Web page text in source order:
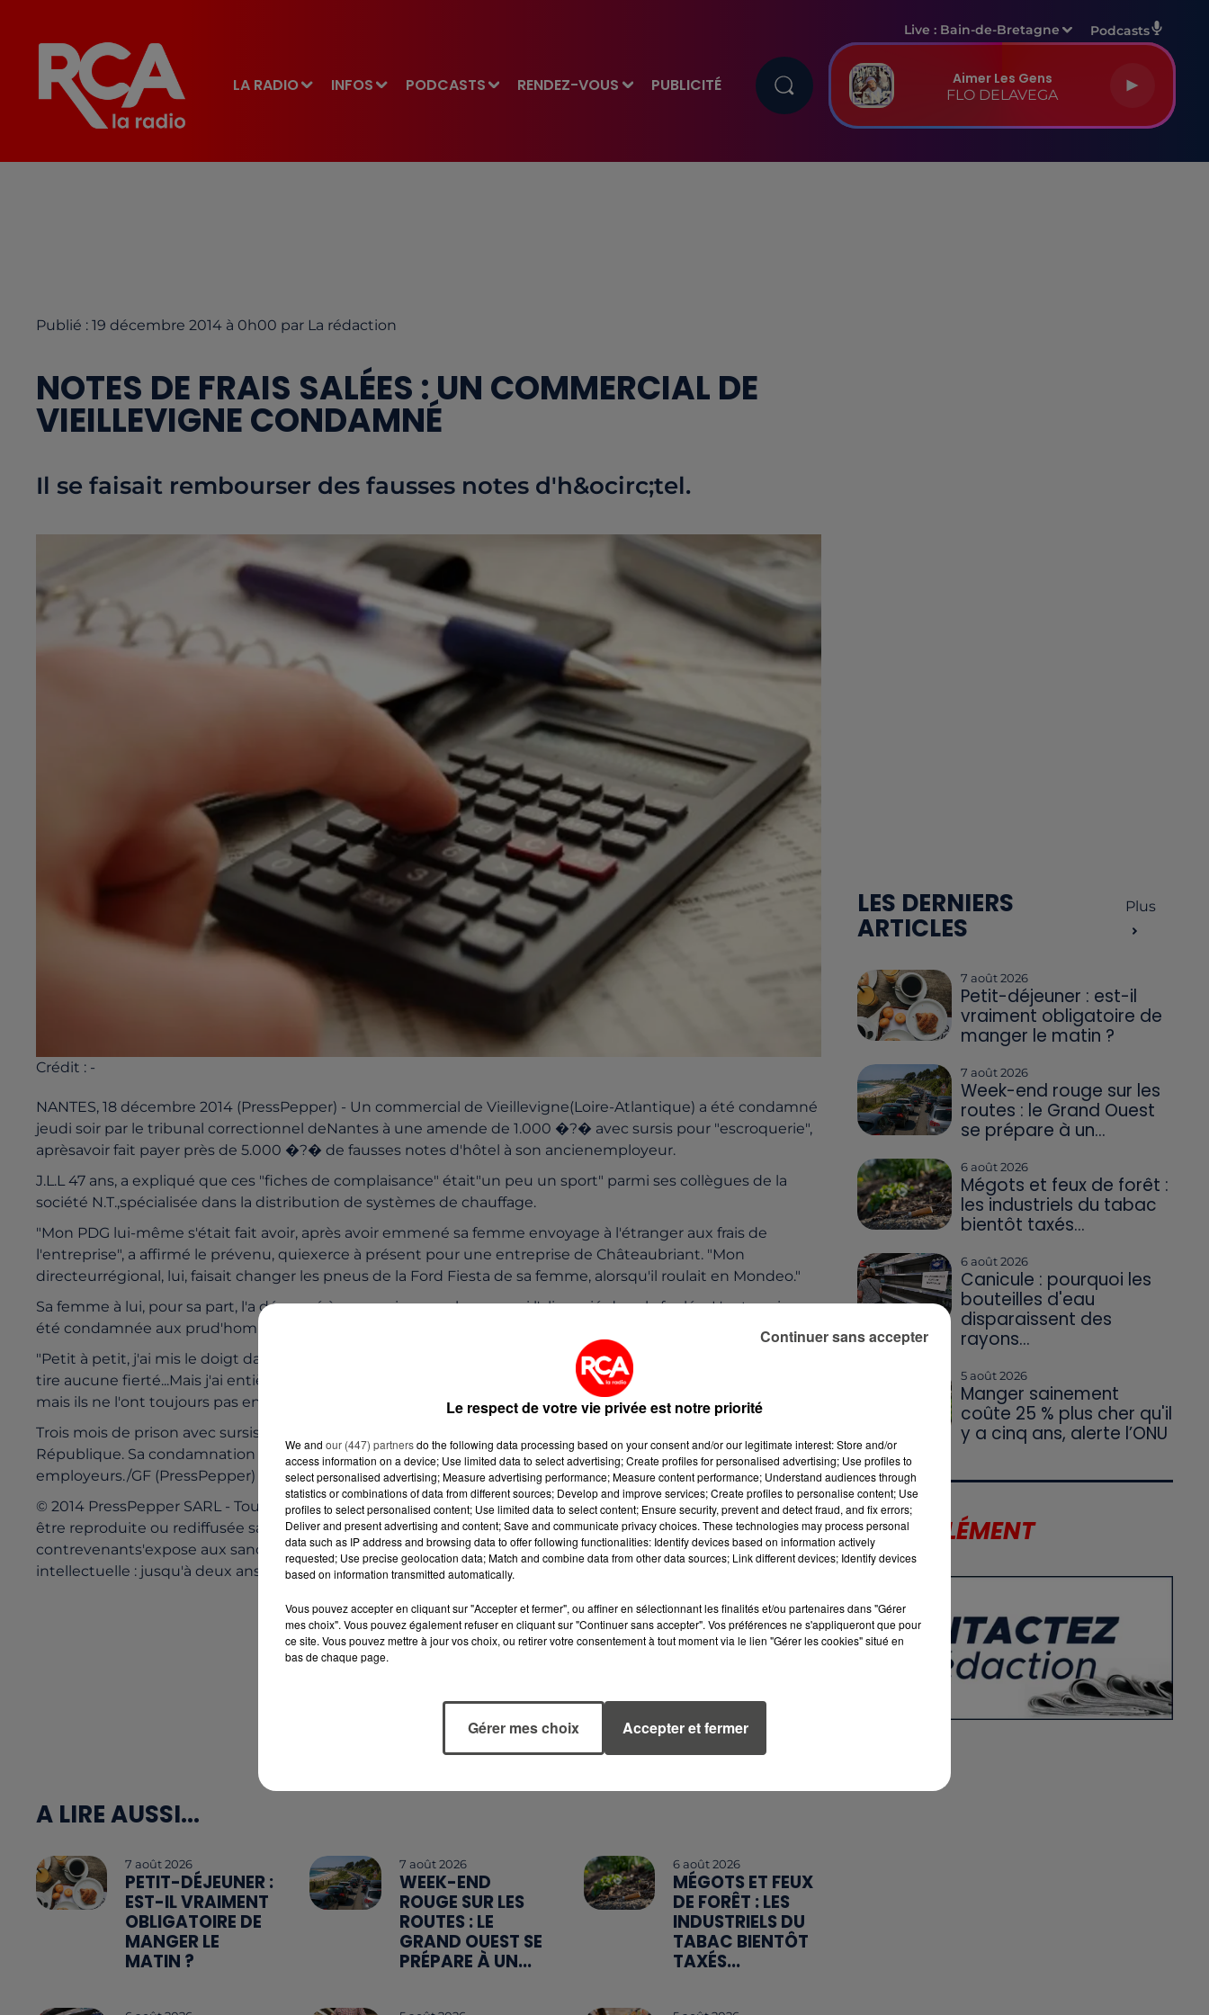
LA RADIO INFOS PODCASTS RENDEZ-VOUS PUBLICITÉ
Live : Bain-de-Bretagne Podcasts
Aimer Les Gens
FLO DELAVEGA
Publié : 19 décembre 2014 à 0h00 par La rédaction
NOTES DE FRAIS SALÉES : UN COMMERCIAL DE
VIEILLEVIGNE CONDAMNÉ
Il se faisait rembourser des fausses notes d'h&ocirc;tel.
Crédit : -
NANTES, 18 décembre 2014 (PressPepper) - Un commercial de Vieillevigne(Loire-Atlantique) a été condamné
jeudi soir par le tribunal correctionnel deNantes à une amende de 1.000 �?� avec sursis pour "escroquerie",
aprèsavoir fait payer près de 5.000 �?� de fausses notes d'hôtel à son ancienemployeur.
J.L.L 47 ans, a expliqué que ces "fiches de complaisance" était"un peu un sport" parmi ses collègues de la
société N.T.,spécialisée dans la distribution de systèmes de chauffage.
"Mon PDG lui-même s'était fait avoir, après avoir emmené sa femme envoyage à l'étranger aux frais de
l'entreprise", a affirmé le prévenu, quiexerce à présent pour une entreprise de Châteaubriant. "Mon
directeurrégional, lui, faisait changer les pneus de la Ford Fiesta de sa femme, alorsqu'il roulait en Mondeo."
Sa femme à lui, pour sa part, l'a dénoncé à son ancien employeur, qui l'alicencié dans la foulée. L'entreprise a
été condamnée aux prud'hommes pour"licenciement abusif", mais elle a fait appel du jugement.
"Petit à petit, j'ai mis le doigt dans l'engrenage, puis carrément lamain", reconnaît J.L.L. "Aujourd'hui, je n'en
tire aucune fierté...Mais j'ai entièrement remboursé mon ancien employeur. Je leur ai envoyé unchèque,
mais ils ne l'ont toujours pas encaissé. Ils attendent certainement ladécision en appel."
Trois mois de prison avec sursis avaient été requis à son encontre par lasubstitut du procureur de la
République. Sa condamnation ne sera pas inscritesur la partie du casier judiciaire accessible aux
employeurs./GF (PressPepper)
© 2014 PressPepper SARL - Tous droits réservés. Aucune des informationscontenues dans ce serveur ne peut
être reproduite ou rediffusée sans leconsentement écrit et préalable de la SARL PressPepper. Tout
contrevenants'expose aux sanctions prévues par les articles L 122-4 et L 335-3 du Code dela Propriété
intellectuelle : jusqu'à deux ans d'emprisonnement et 150 000euros d'amende.
A LIRE AUSSI...
7 août 2026
PETIT-DÉJEUNER :
EST-IL VRAIMENT
OBLIGATOIRE DE
MANGER LE
MATIN ?
7 août 2026
WEEK-END
ROUGE SUR LES
ROUTES : LE
GRAND OUEST SE
PRÉPARE À UN...
6 août 2026
MÉGOTS ET FEUX
DE FORÊT : LES
INDUSTRIELS DU
TABAC BIENTÔT
TAXÉS...
LES DERNIERS
ARTICLES
Plus
7 août 2026
Petit-déjeuner : est-il
vraiment obligatoire de
manger le matin ?
7 août 2026
Week-end rouge sur les
routes : le Grand Ouest
se prépare à un...
6 août 2026
Mégots et feux de forêt :
les industriels du tabac
bientôt taxés...
6 août 2026
Canicule : pourquoi les
bouteilles d'eau
disparaissent des
rayons...
5 août 2026
Manger sainement
coûte 25 % plus cher qu'il
y a cinq ans, alerte l’ONU
LE SUPPLÉMENT
Le respect de votre vie privée est notre priorité
We and our (447) partnersdo the following data processing based on your consent and/or our legitimate interest: Store and/or
access information on a device; Use limited data to select advertising; Create profiles for personalised advertising; Use profiles to
select personalised advertising; Measure advertising performance; Measure content performance; Understand audiences through
statistics or combinations of data from different sources; Develop and improve services; Create profiles to personalise content; Use
profiles to select personalised content; Use limited data to select content; Ensure security, prevent and detect fraud, and fix errors;
Deliver and present advertising and content; Save and communicate privacy choices. These technologies may process personal
data such as IP address and browsing data to offer following functionalities: Identify devices based on information actively
requested; Use precise geolocation data; Match and combine data from other data sources; Link different devices; Identify devices
based on information transmitted automatically.
Vous pouvez accepter en cliquant sur "Accepter et fermer", ou affiner en sélectionnant les finalités et/ou partenaires dans "Gérer
mes choix". Vous pouvez également refuser en cliquant sur "Continuer sans accepter". Vos préférences ne s'appliqueront que pour
ce site. Vous pouvez mettre à jour vos choix, ou retirer votre consentement à tout moment via le lien "Gérer les cookies" situé en
bas de chaque page.
Gérer mes choix Accepter et fermer
Continuer sans accepter